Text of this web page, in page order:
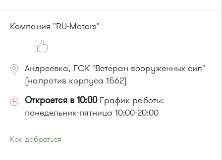
Компания "RU-Motors"
Андреевка, ГСК "Ветеран вооруженных сил"
(напротив корпуса 1562)
Откроется в 10:00График работы:
понедельник-пятница 10:00-20:00
Как добраться